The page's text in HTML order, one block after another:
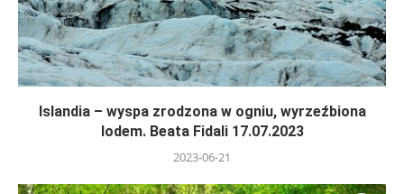
Islandia – wyspa zrodzona w ogniu, wyrzeźbiona
lodem. Beata Fidali 17.07.2023
2023-06-21